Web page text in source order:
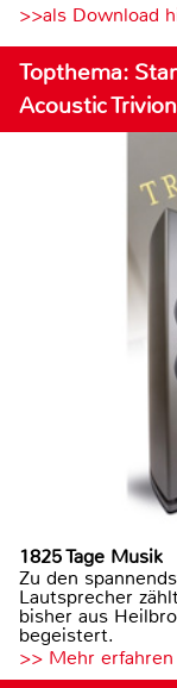
>>als Download
Topthema:
Acoustic Trivion
1825 Tage Musik
Zu den
Lautsprecher
bisher aus
begeistert.
>> Mehr erfahren